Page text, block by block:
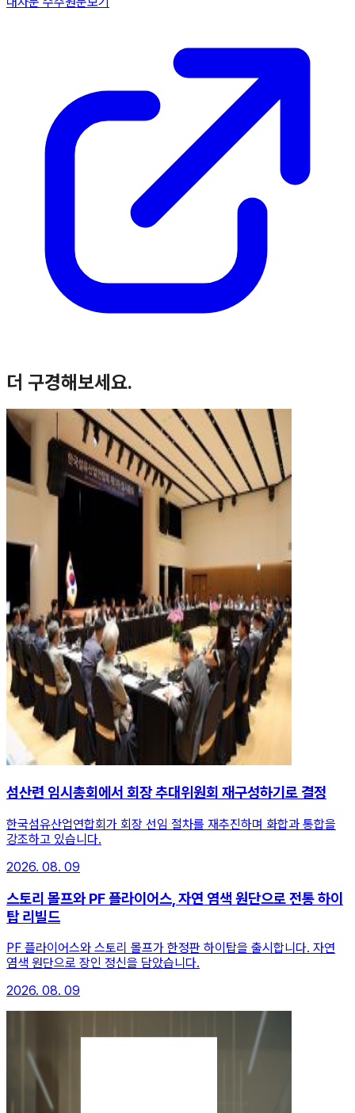
더 구경해보세요.
섬산련 임시총회에서 회장 추대위원회 재구성하기로 결정
한국섬유산업연합회가 회장 선임 절차를 재추진하며 화합과 통합을
강조하고 있습니다.
2026. 08. 09
스토리 몰프와 PF 플라이어스, 자연 염색 원단으로 전통 하이
탑 리빌드
PF 플라이어스와 스토리 몰프가 한정판 하이탑을 출시합니다. 자연
염색 원단으로 장인 정신을 담았습니다.
2026. 08. 09